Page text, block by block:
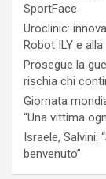
SportFace
Uroclinic:
Robot ILY e
Prosegue la
rischia chi
Giornata
“Una vittima
Israele, Salvini:
benvenuto”